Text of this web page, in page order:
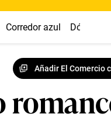
Corredor azul Dólar
Añadir El Comercio